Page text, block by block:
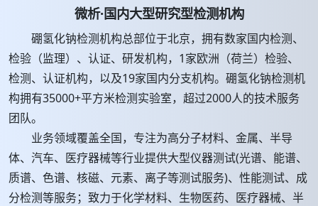
微析·国内大型研究型检测机构
硼氢化钠检测机构总部位于北京，拥有数家国内检测、
检验（监理）、认证、研发机构，1家欧洲（荷兰）检验、
检测、认证机构，以及19家国内分支机构。硼氢化钠检测机
构拥有35000+平方米检测实验室，超过2000人的技术服务
团队。
业务领域覆盖全国，专注为高分子材料、金属、半导
体、汽车、医疗器械等行业提供大型仪器测试(光谱、能谱、
质谱、色谱、核磁、元素、离子等测试服务)、性能测试、成
分检测等服务；致力于化学材料、生物医药、医疗器械、半